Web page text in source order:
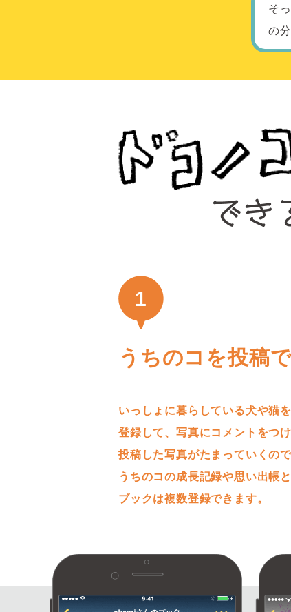
そ
の
1
うちのコを投稿
いっしょに暮らしている犬や猫
登録して、写真にコメントをつ
投稿した写真がたまっていくので
うちのコの成長記録や思い出帳
ブックは複数登録できます。